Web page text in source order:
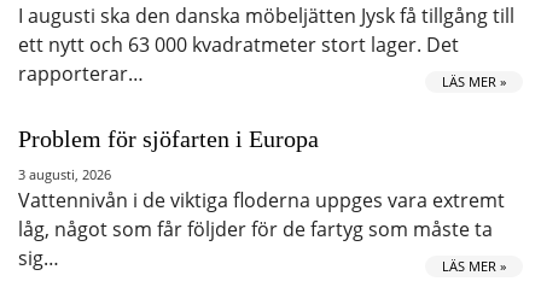
I augusti ska den danska möbeljätten Jysk få tillgång till
ett nytt och 63 000 kvadratmeter stort lager. Det
rapporterar…
LÄS MER »
Problem för sjöfarten i Europa
3 augusti, 2026
Vattennivån i de viktiga floderna uppges vara extremt
låg, något som får följder för de fartyg som måste ta
sig…
LÄS MER »